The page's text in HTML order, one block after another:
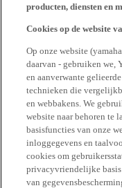
producten, diensten en
Cookies op de website
Op onze website
daarvan - gebruiken we,
en aanverwante
technieken die
en webbakens. We
website naar behoren te
basisfuncties van onze
inloggegevens en
cookies om
privacyvriendelijke
van